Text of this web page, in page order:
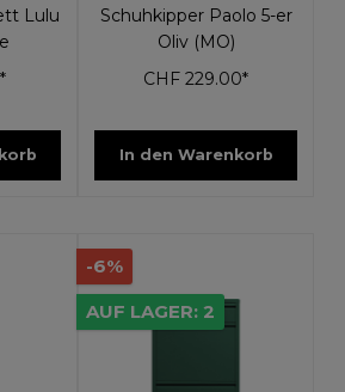
Lulu
Schuhkipper Paolo 5-er
Oliv (MO)
CHF 229.00*
In den Warenkorb
-6%
AUF LAGER: 2